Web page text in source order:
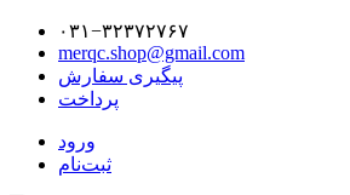
۰۳۱−۳۲۳۷۲۷۶۷
merqc.shop@gmail.com
پیگیری سفارش
پرداخت
ورود
ثبت‌نام